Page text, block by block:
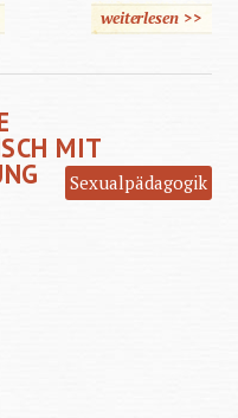
weiterlesen>>
MIT
Sexualpädagogik